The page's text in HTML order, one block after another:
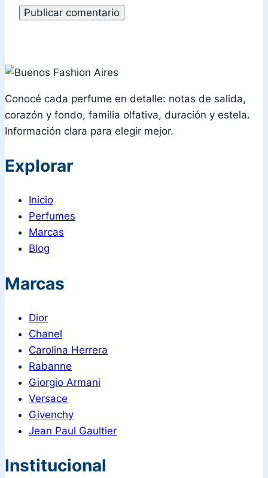
Conocé cada perfume en detalle: notas de salida,
corazón y fondo, familia olfativa, duración y estela.
Información clara para elegir mejor.
Explorar
Inicio
Perfumes
Marcas
Blog
Marcas
Dior
Chanel
Carolina Herrera
Rabanne
Giorgio Armani
Versace
Givenchy
Jean Paul Gaultier
Institucional